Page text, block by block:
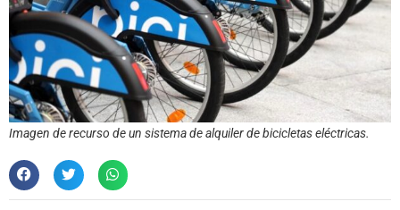
Imagen de recurso de un sistema de alquiler de bicicletas eléctricas.